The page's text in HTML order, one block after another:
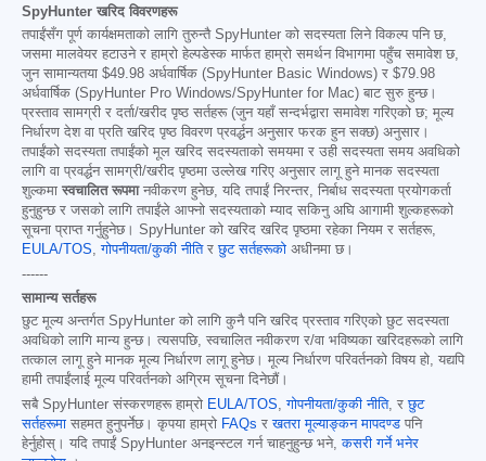
SpyHunter खरिद विवरणहरू
तपाईंसँग पूर्ण कार्यक्षमताको लागि तुरुन्तै SpyHunter को सदस्यता लिने विकल्प पनि छ,
जसमा मालवेयर हटाउने र हाम्रो हेल्पडेस्क मार्फत हाम्रो समर्थन विभागमा पहुँच समावेश छ,
जुन सामान्यतया $49.98 अर्धवार्षिक (SpyHunter Basic Windows) र $79.98
अर्धवार्षिक (SpyHunter Pro Windows/SpyHunter for Mac) बाट सुरु हुन्छ।
प्रस्ताव सामग्री र दर्ता/खरीद पृष्ठ सर्तहरू (जुन यहाँ सन्दर्भद्वारा समावेश गरिएको छ; मूल्य
निर्धारण देश वा प्रति खरिद पृष्ठ विवरण प्रवर्द्धन अनुसार फरक हुन सक्छ) अनुसार।
तपाईंको सदस्यता तपाईंको मूल खरिद सदस्यताको समयमा र उही सदस्यता समय अवधिको
लागि वा प्रवर्द्धन सामग्री/खरीद पृष्ठमा उल्लेख गरिए अनुसार लागू हुने मानक सदस्यता
शुल्कमा स्वचालित रूपमानवीकरण हुनेछ, यदि तपाईं निरन्तर, निर्बाध सदस्यता प्रयोगकर्ता
हुनुहुन्छ र जसको लागि तपाईंले आफ्नो सदस्यताको म्याद सकिनु अघि आगामी शुल्कहरूको
सूचना प्राप्त गर्नुहुनेछ। SpyHunter को खरिद खरिद पृष्ठमा रहेका नियम र सर्तहरू,
EULA/TOS ,गोपनीयता/कुकी नीतिरछुट सर्तहरूको अधीनमा छ।
------
सामान्य सर्तहरू
छुट मूल्य अन्तर्गत SpyHunter को लागि कुनै पनि खरिद प्रस्ताव गरिएको छुट सदस्यता
अवधिको लागि मान्य हुन्छ। त्यसपछि, स्वचालित नवीकरण र/वा भविष्यका खरिदहरूको लागि
तत्काल लागू हुने मानक मूल्य निर्धारण लागू हुनेछ। मूल्य निर्धारण परिवर्तनको विषय हो, यद्यपि
हामी तपाईंलाई मूल्य परिवर्तनको अग्रिम सूचना दिनेछौं।
सबै SpyHunter संस्करणहरू हाम्रो EULA/TOS ,गोपनीयता/कुकी नीति, रछुट
सर्तहरूमा सहमत हुनुपर्नेछ। कृपया हाम्रो FAQs रखतरा मूल्याङ्कन मापदण्ड पनि
हेर्नुहोस्। यदि तपाईं SpyHunter अनइन्स्टल गर्न चाहनुहुन्छ भने,कसरी गर्ने भनेर